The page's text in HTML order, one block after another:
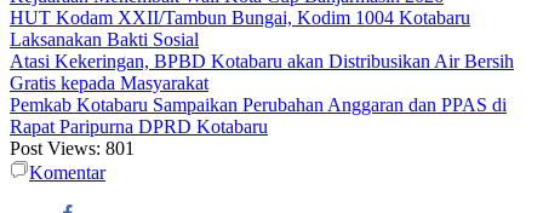
HUT Kodam XXII/Tambun Bungai, Kodim 1004 Kotabaru
Laksanakan Bakti Sosial
Atasi Kekeringan, BPBD Kotabaru akan Distribusikan Air Bersih
Gratis kepada Masyarakat
Pemkab Kotabaru Sampaikan Perubahan Anggaran dan PPAS di
Rapat Paripurna DPRD Kotabaru
Post Views: 801
Komentar